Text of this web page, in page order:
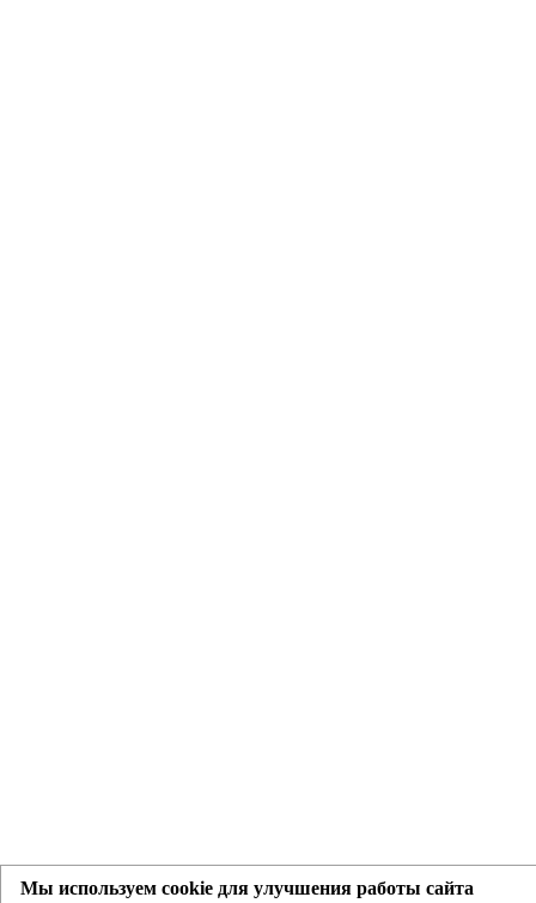
Мы используем cookie для улучшения работы сайта